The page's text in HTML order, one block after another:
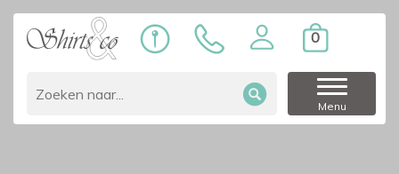
0
Menu